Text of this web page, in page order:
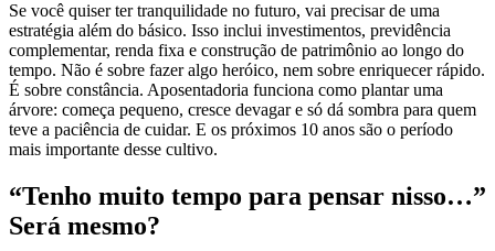
Se você quiser ter tranquilidade no futuro, vai precisar de uma
estratégia além do básico. Isso inclui investimentos, previdência
complementar, renda fixa e construção de patrimônio ao longo do
tempo. Não é sobre fazer algo heróico, nem sobre enriquecer rápido.
É sobre constância. Aposentadoria funciona como plantar uma
árvore: começa pequeno, cresce devagar e só dá sombra para quem
teve a paciência de cuidar. E os próximos 10 anos são o período
mais importante desse cultivo.
“Tenho muito tempo para pensar nisso…”
Será mesmo?